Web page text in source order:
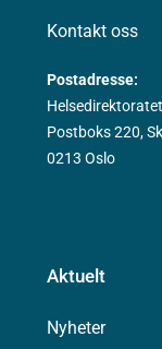
Kontakt oss
Postadresse:
Helsedirektoratet
Postboks 220,
0213 Oslo
Aktuelt
Nyheter